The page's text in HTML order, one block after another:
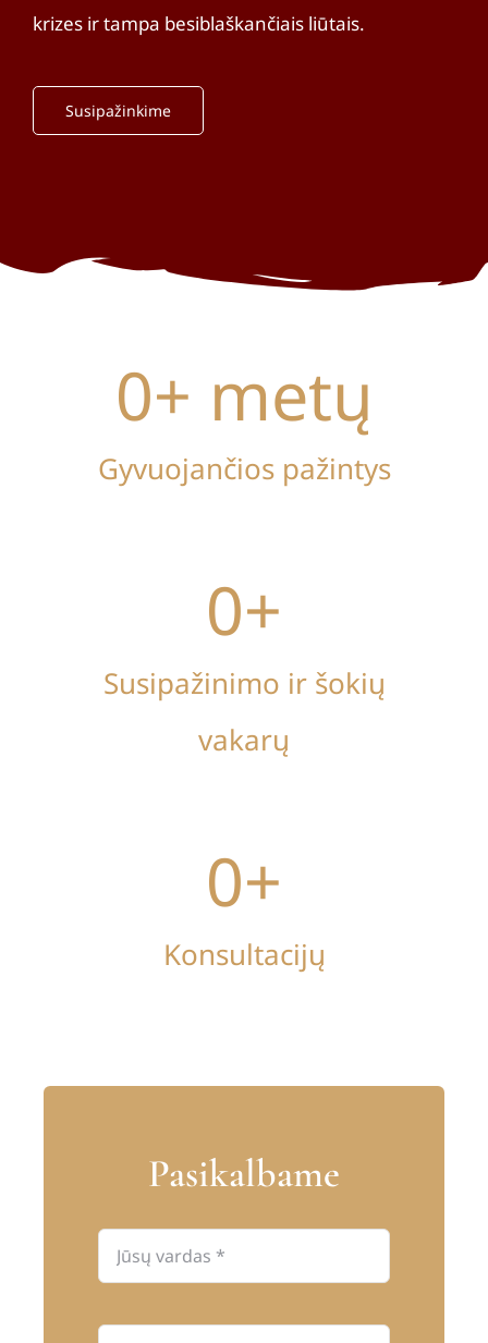
krizes ir tampa besiblaškančiais liūtais.
Susipažinkime
0+ metų
Gyvuojančios pažintys
0+
Susipažinimo ir šokių
vakarų
0+
Konsultacijų
Pasikalbame